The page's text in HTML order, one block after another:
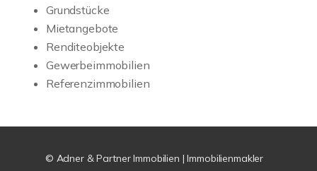
Grundstücke
Mietangebote
Renditeobjekte
Gewerbeimmobilien
Referenzimmobilien
© Adner & Partner Immobilien | Immobilienmakler